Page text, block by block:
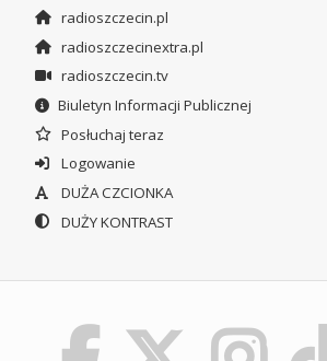
radioszczecin.pl
radioszczecinextra.pl
radioszczecin.tv
Biuletyn Informacji Publicznej
Posłuchaj teraz
Logowanie
DUŻA CZCIONKA
DUŻY KONTRAST